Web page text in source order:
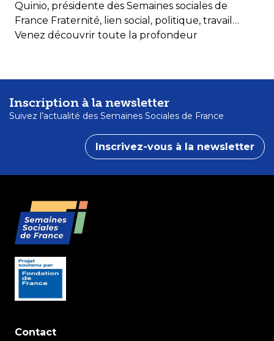
Quinio, présidente des Semaines sociales de
France Fraternité, lien social, politique, travail…
Venez découvrir toute la profondeur
Inscription à la newsletter
Suivez l’actualité des Semaines Sociales de France
Inscrivez-vous à la newsletter
Contact